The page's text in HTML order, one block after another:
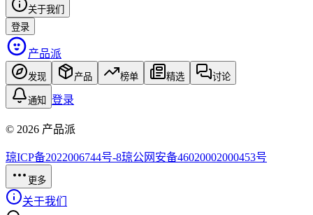
关于我们
登录
产品派
发现 产品 榜单 精选 讨论
通知 登录
© 2026 产品派
琼ICP备2022006744号-8琼公网安备46020002000453号
更多
关于我们